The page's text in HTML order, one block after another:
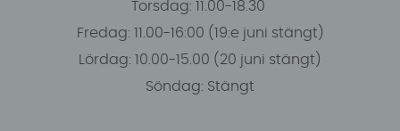
Torsdag: 11.00-18.30
Fredag: 11.00-16:00 (19:e juni stängt)
Lördag: 10.00-15.00 (20 juni stängt)
Söndag: Stängt